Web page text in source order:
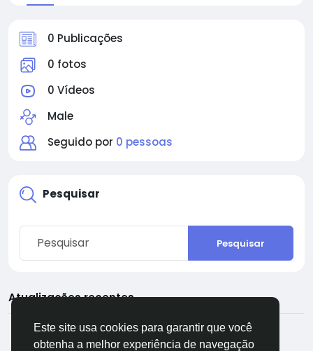
Este site usa cookies para garantir que você
obtenha a melhor experiência de navegação
0 Publicações
0 fotos
0 Vídeos
Male
Seguido por 0 pessoas
Pesquisar
Pesquisar
Atualizações recentes